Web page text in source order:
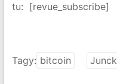
tu: [revue_subscribe]
Tagy: bitcoin